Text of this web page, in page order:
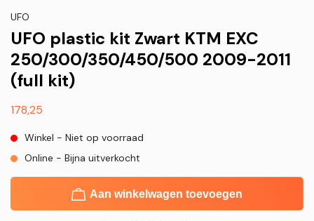
UFO
UFO plastic kit Zwart KTM EXC
250/300/350/450/500 2009-2011
(full kit)
Normale
178,25
Winkel - Niet op voorraad
Online - Bijna uitverkocht
Aan winkelwagen toevoegen